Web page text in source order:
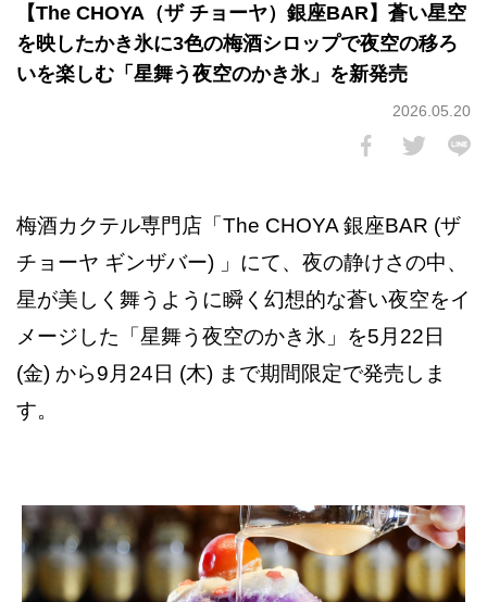
【The CHOYA（ザ チョーヤ）銀座BAR】蒼い星空
を映したかき氷に3色の梅酒シロップで夜空の移ろ
いを楽しむ「星舞う夜空のかき氷」を新発売
2026.05.20
梅酒カクテル専門店「The CHOYA 銀座BAR (ザ
チョーヤ ギンザバー) 」にて、夜の静けさの中、
星が美しく舞うように瞬く幻想的な蒼い夜空をイ
メージした「星舞う夜空のかき氷」を5月22日
(金) から9月24日 (木) まで期間限定で発売しま
す。